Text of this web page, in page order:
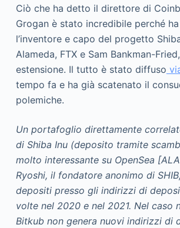
Ciò che ha detto il direttore di
Grogan è stato incredibile perché
l’inventore e capo del progetto
Alameda, FTX e Sam Bankman-
estensione. Il tutto è stato diffuso
tempo fa e ha già scatenato il
polemiche.
Un portafoglio direttamente
di Shiba Inu (deposito tramite
molto interessante su OpenSea
Ryoshi, il fondatore anonimo di
depositi presso gli indirizzi di
volte nel 2020 e nel 2021. Nel caso
Bitkub non genera nuovi indirizzi di